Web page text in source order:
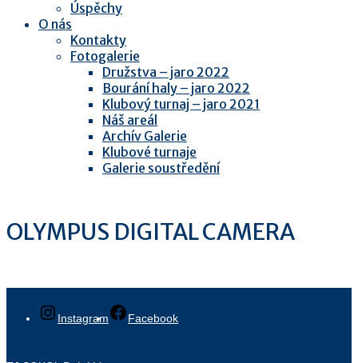
Úspěchy
O nás
Kontakty
Fotogalerie
Družstva – jaro 2022
Bourání haly – jaro 2022
Klubový turnaj – jaro 2021
Náš areál
Archív Galerie
Klubové turnaje
Galerie soustředění
OLYMPUS DIGITAL CAMERA
Instagram Facebook